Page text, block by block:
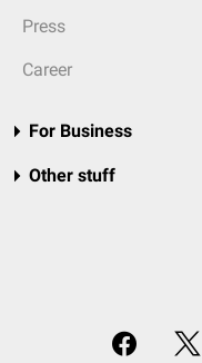
Press
Career
For Business
Other stuff